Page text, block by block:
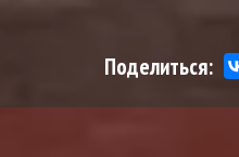
Поделиться: